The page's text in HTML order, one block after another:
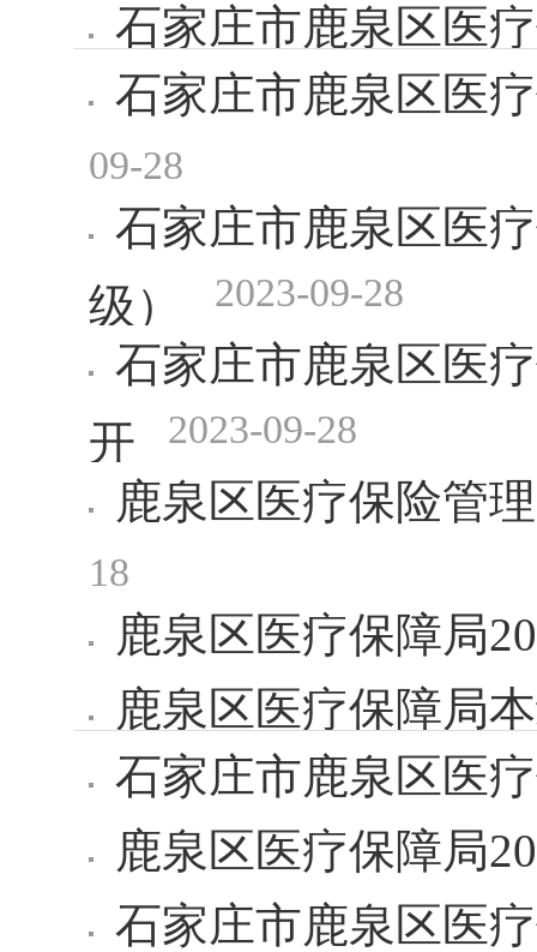
石家庄市鹿泉区医
石家庄市鹿泉区医
09-28
石家庄市鹿泉区医
级） 2023-09-28
石家庄市鹿泉区医
开 2023-09-28
鹿泉区医疗保险管
18
鹿泉区医疗保障局
鹿泉区医疗保障局
石家庄市鹿泉区医
鹿泉区医疗保障局
石家庄市鹿泉区医